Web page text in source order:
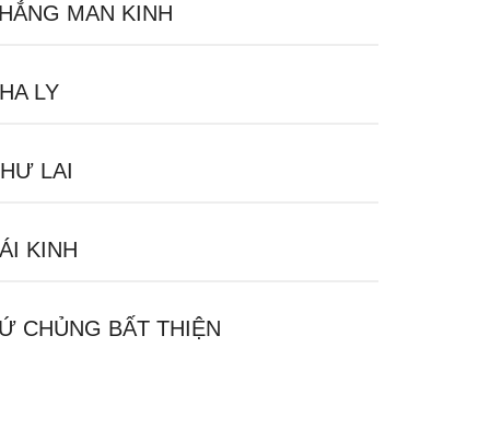
MAN KINH
LY
LAI
KINH
CHỦNG BẤT THIỆN